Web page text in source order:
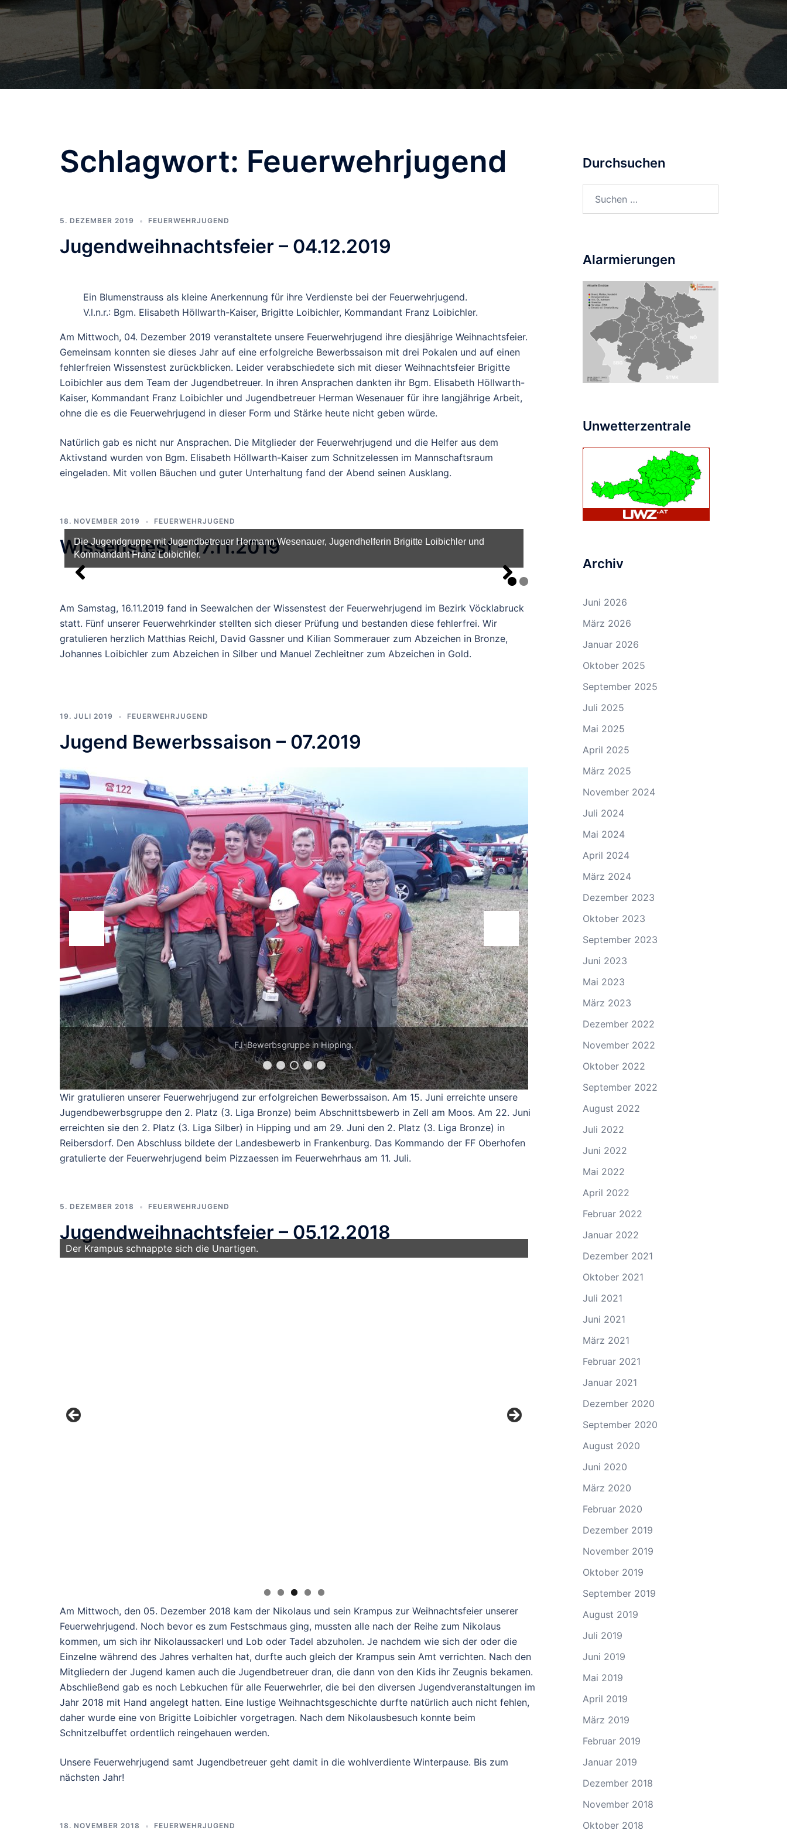
Schlagwort: Feuerwehrjugend
5. DEZEMBER 2019 FEUERWEHRJUGEND
Jugendweihnachtsfeier – 04.12.2019
Ein Blumenstrauss als kleine Anerkennung für ihre Verdienste bei der Feuerwehrjugend.
V.l.n.r.: Bgm. Elisabeth Höllwarth-Kaiser, Brigitte Loibichler, Kommandant Franz Loibichler.
Am Mittwoch, 04. Dezember 2019 veranstaltete unsere Feuerwehrjugend ihre diesjährige Weihnachtsfeier.
Gemeinsam konnten sie dieses Jahr auf eine erfolgreiche Bewerbssaison mit drei Pokalen und auf einen
fehlerfreien Wissenstest zurückblicken. Leider verabschiedete sich mit dieser Weihnachtsfeier Brigitte
Loibichler aus dem Team der Jugendbetreuer. In ihren Ansprachen dankten ihr Bgm. Elisabeth Höllwarth-
Kaiser, Kommandant Franz Loibichler und Jugendbetreuer Herman Wesenauer für ihre langjährige Arbeit,
ohne die es die Feuerwehrjugend in dieser Form und Stärke heute nicht geben würde.
Natürlich gab es nicht nur Ansprachen. Die Mitglieder der Feuerwehrjugend und die Helfer aus dem
Aktivstand wurden von Bgm. Elisabeth Höllwarth-Kaiser zum Schnitzelessen im Mannschaftsraum
eingeladen. Mit vollen Bäuchen und guter Unterhaltung fand der Abend seinen Ausklang.
18. NOVEMBER 2019 FEUERWEHRJUGEND
Wissenstest – 17.11.2019
Die Wissenstest-Abzeichen: 3x Bronze, 1x Silber und 1x Gold.
Am Samstag, 16.11.2019 fand in Seewalchen der Wissenstest der Feuerwehrjugend im Bezirk Vöcklabruck
statt. Fünf unserer Feuerwehrkinder stellten sich dieser Prüfung und bestanden diese fehlerfrei. Wir
gratulieren herzlich Matthias Reichl, David Gassner und Kilian Sommerauer zum Abzeichen in Bronze,
Johannes Loibichler zum Abzeichen in Silber und Manuel Zechleitner zum Abzeichen in Gold.
19. JULI 2019 FEUERWEHRJUGEND
Jugend Bewerbssaison – 07.2019
Wir gratulieren unserer Feuerwehrjugend zur erfolgreichen Bewerbssaison. Am 15. Juni erreichte unsere
Jugendbewerbsgruppe den 2. Platz (3. Liga Bronze) beim Abschnittsbewerb in Zell am Moos. Am 22. Juni
erreichten sie den 2. Platz (3. Liga Silber) in Hipping und am 29. Juni den 2. Platz (3. Liga Bronze) in
Reibersdorf. Den Abschluss bildete der Landesbewerb in Frankenburg. Das Kommando der FF Oberhofen
gratulierte der Feuerwehrjugend beim Pizzaessen im Feuerwehrhaus am 11. Juli.
5. DEZEMBER 2018 FEUERWEHRJUGEND
Jugendweihnachtsfeier – 05.12.2018
Nach der Feuerwehrjugend kamen die Jugendbetreuer dran.
Am Mittwoch, den 05. Dezember 2018 kam der Nikolaus und sein Krampus zur Weihnachtsfeier unserer
Feuerwehrjugend. Noch bevor es zum Festschmaus ging, mussten alle nach der Reihe zum Nikolaus
kommen, um sich ihr Nikolaussackerl und Lob oder Tadel abzuholen. Je nachdem wie sich der oder die
Einzelne während des Jahres verhalten hat, durfte auch gleich der Krampus sein Amt verrichten. Nach den
Mitgliedern der Jugend kamen auch die Jugendbetreuer dran, die dann von den Kids ihr Zeugnis bekamen.
Abschließend gab es noch Lebkuchen für alle Feuerwehrler, die bei den diversen Jugendveranstaltungen im
Jahr 2018 mit Hand angelegt hatten. Eine lustige Weihnachtsgeschichte durfte natürlich auch nicht fehlen,
daher wurde eine von Brigitte Loibichler vorgetragen. Nach dem Nikolausbesuch konnte beim
Schnitzelbuffet ordentlich reingehauen werden.
Unsere Feuerwehrjugend samt Jugendbetreuer geht damit in die wohlverdiente Winterpause. Bis zum
nächsten Jahr!
18. NOVEMBER 2018 FEUERWEHRJUGEND
Durchsuchen
Alarmierungen
Unwetterzentrale
Archiv
Juni 2026
März 2026
Januar 2026
Oktober 2025
September 2025
Juli 2025
Mai 2025
April 2025
März 2025
November 2024
Juli 2024
Mai 2024
April 2024
März 2024
Dezember 2023
Oktober 2023
September 2023
Juni 2023
Mai 2023
März 2023
Dezember 2022
November 2022
Oktober 2022
September 2022
August 2022
Juli 2022
Juni 2022
Mai 2022
April 2022
Februar 2022
Januar 2022
Dezember 2021
Oktober 2021
Juli 2021
Juni 2021
März 2021
Februar 2021
Januar 2021
Dezember 2020
September 2020
August 2020
Juni 2020
März 2020
Februar 2020
Dezember 2019
November 2019
Oktober 2019
September 2019
August 2019
Juli 2019
Juni 2019
Mai 2019
April 2019
März 2019
Februar 2019
Januar 2019
Dezember 2018
November 2018
Oktober 2018